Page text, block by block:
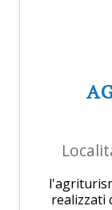
realizzati